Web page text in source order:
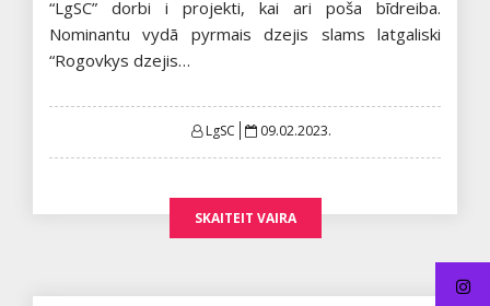
“LgSC” dorbi i projekti, kai ari poša bīdreiba.
Nominantu vydā pyrmais dzejis slams latgaliski
“Rogovkys dzejis…
LgSC
Posted
09.02.2023.
SKAITEIT VAIRA